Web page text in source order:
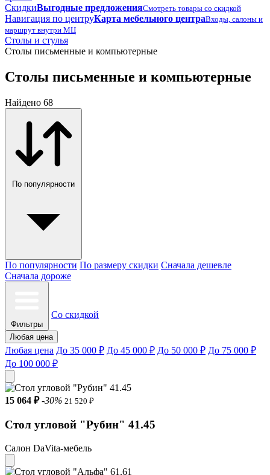
СкидкиВыгодные предложенияСмотреть товары со скидкой
Навигация по центруКарта мебельного центраВходы, салоны и
маршрут внутри МЦ
Столы и стулья
Столы письменные и компьютерные
Столы письменные и компьютерные
Найдено 68
По популярности
По популярности По размеру скидки Сначала дешевле
Сначала дороже
Фильтры
Со скидкой
Любая цена
Любая цена До 35 000 ₽ До 45 000 ₽ До 50 000 ₽ До 75 000 ₽
До 100 000 ₽
15 064 ₽ -30% 21 520 ₽
Стол угловой "Рубин" 41.45
Салон DaVita-мебель